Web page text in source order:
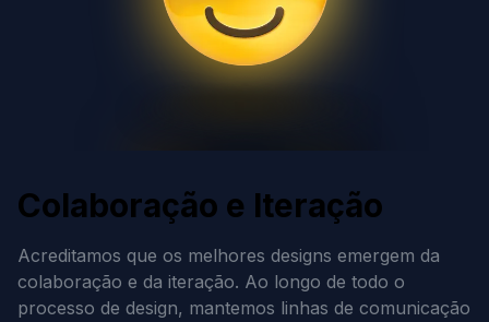
Colaboração e Iteração
Acreditamos que os melhores designs emergem da
colaboração e da iteração. Ao longo de todo o
processo de design, mantemos linhas de comunicação